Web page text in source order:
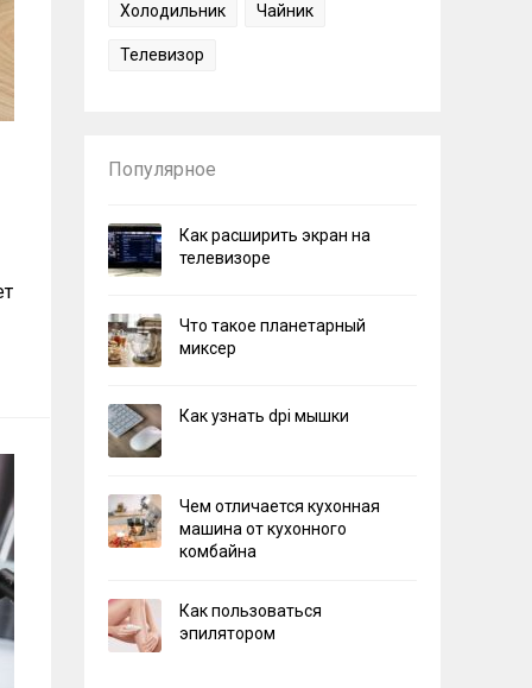
Холодильник Чайник
Телевизор
Популярное
Как расширить экран на
телевизоре
Что такое планетарный
миксер
Как узнать dpi мышки
Чем отличается кухонная
машина от кухонного
комбайна
Как пользоваться
эпилятором